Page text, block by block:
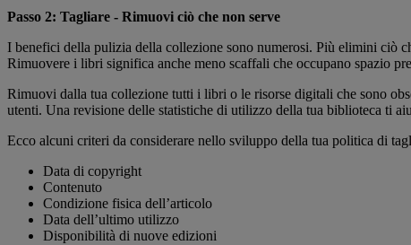
Passo 2: Tagliare - Rimuovi ciò che non serve
I benefici della pulizia della collezione sono numerosi. Più elimini ciò
Rimuovere i libri significa anche meno scaffali che occupano spazio
Rimuovi dalla tua collezione tutti i libri o le risorse digitali che sono
utenti. Una revisione delle statistiche di utilizzo della tua biblioteca ti
Ecco alcuni criteri da considerare nello sviluppo della tua politica di
Data di copyright
Contenuto
Condizione fisica dell’articolo
Data dell’ultimo utilizzo
Disponibilità di nuove edizioni